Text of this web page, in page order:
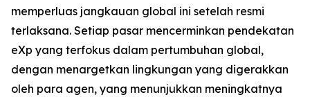
memperluas jangkauan global ini setelah resmi
terlaksana. Setiap pasar mencerminkan pendekatan
eXp yang terfokus dalam pertumbuhan global,
dengan menargetkan lingkungan yang digerakkan
oleh para agen, yang menunjukkan meningkatnya